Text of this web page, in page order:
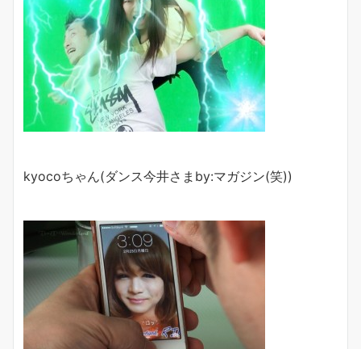
kyocoちゃん(ダンス今井さまby:マガジン(笑))